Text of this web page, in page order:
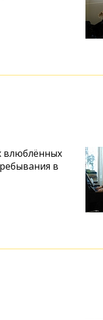
влюблённых
в